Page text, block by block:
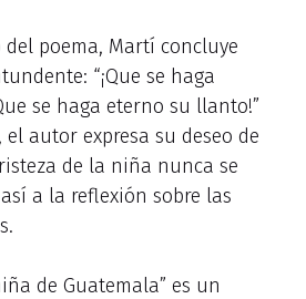
poema, Martí concluye
“¡Que se haga
se haga eterno su llanto!”
el autor expresa su deseo de
de la niña nunca se
a la reflexión sobre las
de Guatemala” es un